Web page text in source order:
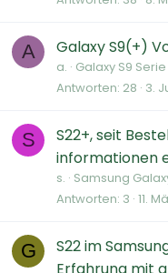
A Galaxy S9(+)
a. Galaxy S9 Serie
Antworten 28 3.
S
S22+, seit
informationen
s. Samsung
Antworten 3 11.
G
S22 im
Erfahrung mit